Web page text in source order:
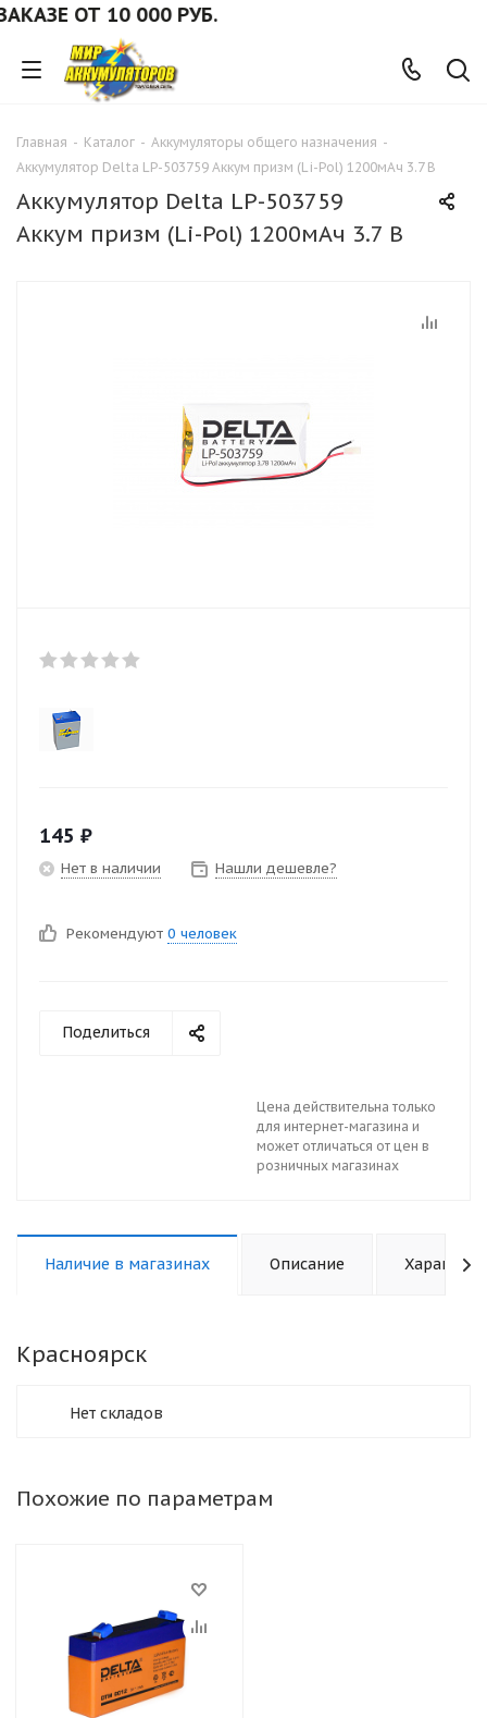
ОТ 10 000 РУБ.
Главная - Каталог - Аккумуляторы общего назначения -
Аккумулятор Delta LP-503759 Аккум призм (Li-Pol) 1200мАч 3.7 В
Аккумулятор Delta LP-503759
Аккум призм (Li-Pol) 1200мАч 3.7 В
145 ₽
Нет в наличии Нашли дешевле?
Рекомендуют 0 человек
Поделиться
Цена действительна только
для интернет-магазина и
может отличаться от цен в
розничных магазинах
Наличие в магазинах Описание
Красноярск
Нет складов
Похожие по параметрам